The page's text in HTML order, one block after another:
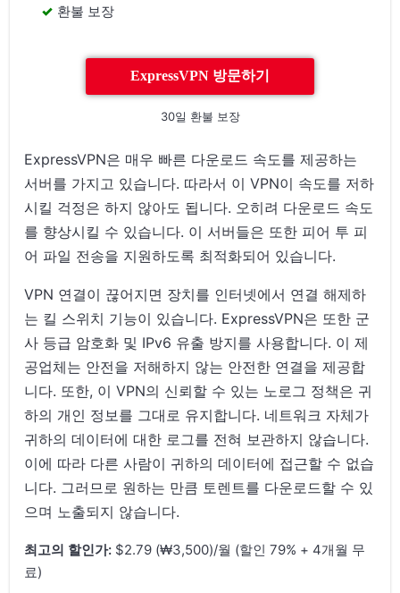
환불 보장
ExpressVPN 방문하기
30일 환불 보장
ExpressVPN은 매우 빠른 다운로드 속도를 제공하는
서버를 가지고 있습니다. 따라서 이 VPN이 속도를 저하
시킬 걱정은 하지 않아도 됩니다. 오히려 다운로드 속도
를 향상시킬 수 있습니다. 이 서버들은 또한 피어 투 피
어 파일 전송을 지원하도록 최적화되어 있습니다.
VPN 연결이 끊어지면 장치를 인터넷에서 연결 해제하
는 킬 스위치 기능이 있습니다. ExpressVPN은 또한 군
사 등급 암호화 및 IPv6 유출 방지를 사용합니다. 이 제
공업체는 안전을 저해하지 않는 안전한 연결을 제공합
니다. 또한, 이 VPN의 신뢰할 수 있는 노로그 정책은 귀
하의 개인 정보를 그대로 유지합니다. 네트워크 자체가
귀하의 데이터에 대한 로그를 전혀 보관하지 않습니다.
이에 따라 다른 사람이 귀하의 데이터에 접근할 수 없습
니다. 그러므로 원하는 만큼 토렌트를 다운로드할 수 있
으며 노출되지 않습니다.
최고의 할인가: $2.79 (₩3,500)/월 (할인 79% + 4개월 무
료)